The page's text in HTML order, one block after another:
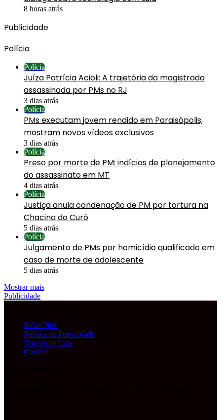
8 horas atrás
Publicidade
Polícia
Polícia
Juíza Patrícia Acioli: A trajetória da magistrada
assassinada por PMs no RJ
3 dias atrás
Polícia
PMs executam jovem rendido em Paraisópolis,
mostram novos vídeos exclusivos
3 dias atrás
Polícia
Preso por morte de PM: indícios de planejamento
do assassinato em MT
4 dias atrás
Polícia
Justiça anula condenação de PM por tortura na
Chacina do Curó
5 dias atrás
Polícia
Julgamento de PMs por homicídio qualificado em
caso de morte de adolescente
5 dias atrás
Mostrar mais
Publicidade
Sobre Nós
Política de Privacidade
Termos de Uso
Contato